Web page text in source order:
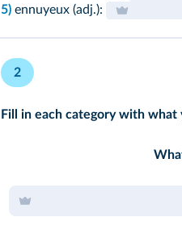
5) ennuyeux (adj.):
2
Fill in each category with what